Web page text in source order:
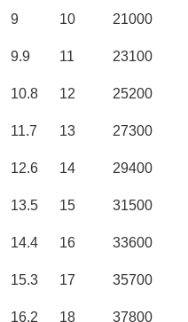
9 10 21000
9.9 11 23100
10.8 12 25200
11.7 13 27300
12.6 14 29400
13.5 15 31500
14.4 16 33600
15.3 17 35700
16.2 18 37800